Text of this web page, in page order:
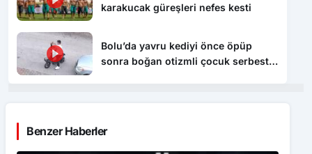
karakucak güreşleri nefes kesti
Bolu’da yavru kediyi önce öpüp
sonra boğan otizmli çocuk serbest
Benzer Haberler